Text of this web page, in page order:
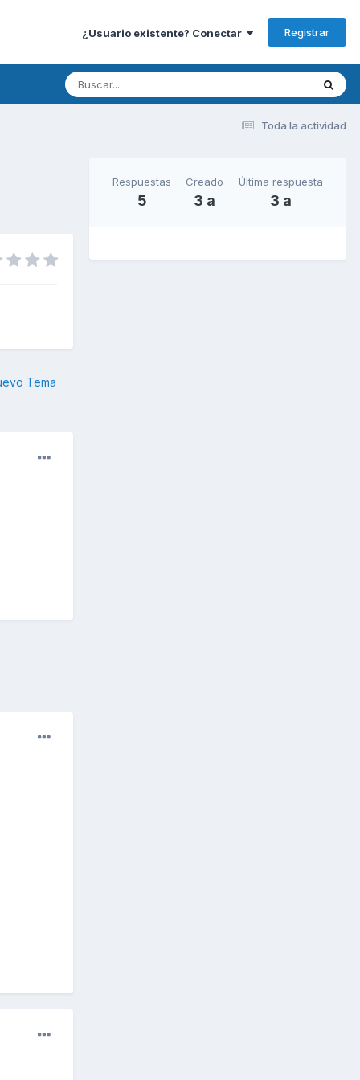
¿Usuario existente? Conectar Registrar
Toda la actividad
Tema
Respuestas
5
Creado
3 a
Última respuesta
3 a